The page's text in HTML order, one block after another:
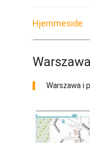
Hjemmeside
Warszawa i